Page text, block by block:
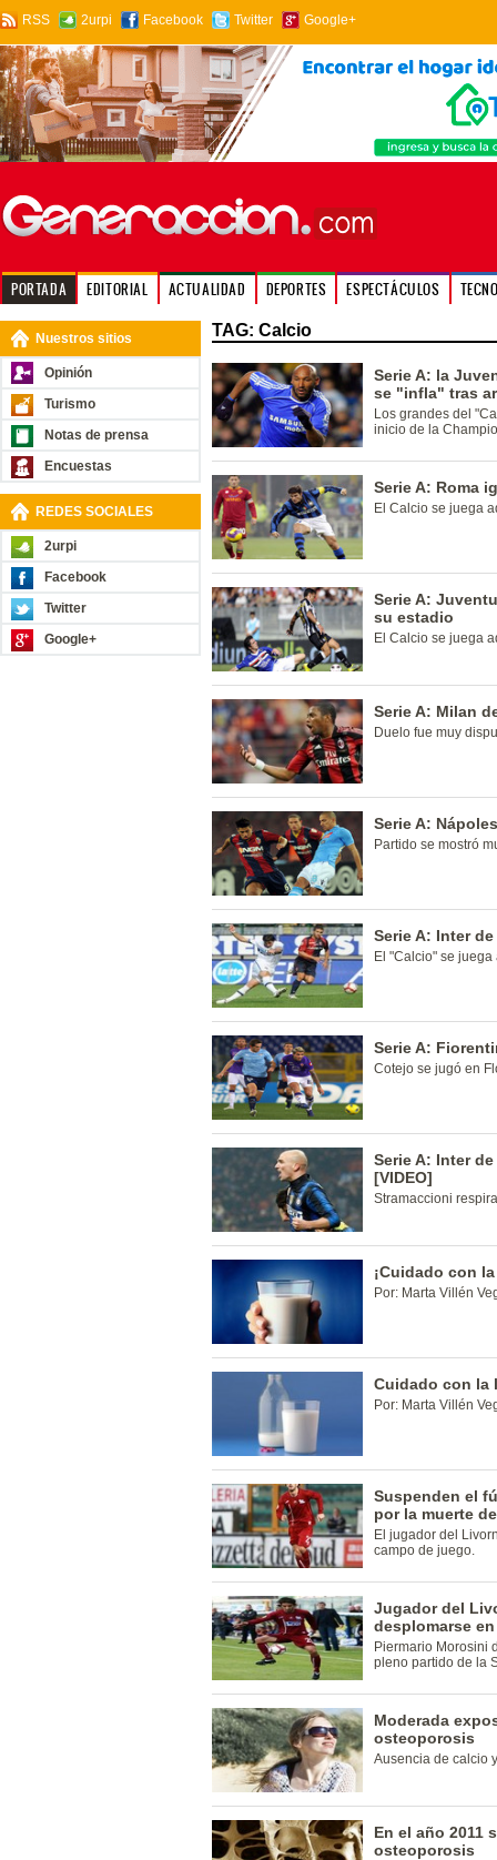
RSS 2urpi Facebook Twitter Google+
PORTADA EDITORIAL ACTUALIDAD DEPORTES ESPECTÁCULOS
Nuestros sitios
Opinión
Turismo
Notas de prensa
Encuestas
REDES SOCIALES
2urpi
Facebook
Twitter
Google+
TAG: Calcio
Serie A: la
se "infla" tras
Los grandes del
inicio de la
Serie A: Roma
El Calcio se juega
Serie A:
su estadio
El Calcio se juega
Serie A: Milan
Duelo fue muy
Serie A:
Partido se mostró
Serie A: Inter
El "Calcio" se
Serie A:
Cotejo se jugó en
Serie A: Inter
[VIDEO]
Stramaccioni
¡Cuidado con
Por: Marta Villén
Cuidado con la
Por: Marta Villén
Suspenden el
por la muerte
El jugador del
campo de juego.
Jugador del
desplomarse
Piermario Morosini
pleno partido de la
Moderada
osteoporosis
Ausencia de calcio
En el año 2011
osteoporosis